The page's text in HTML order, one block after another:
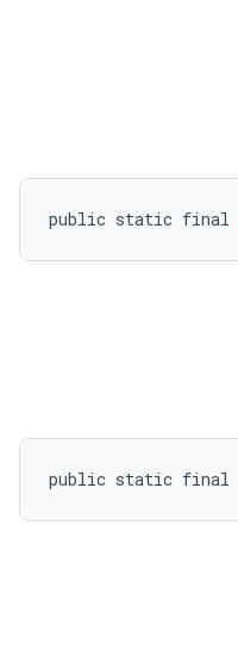
public static final
public static final